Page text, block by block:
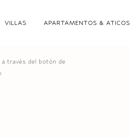
VILLAS APARTAMENTOS & ATICOS
través del botón de